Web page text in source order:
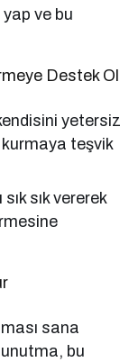
ve bu
Destek Ol
yetersiz
teşvik
sık vererek
sana
bu